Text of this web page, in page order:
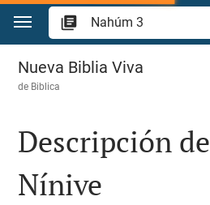
Ir a un contenido
Nahúm 3
Nueva Biblia Viva
de Biblica
Descripción
Nínive